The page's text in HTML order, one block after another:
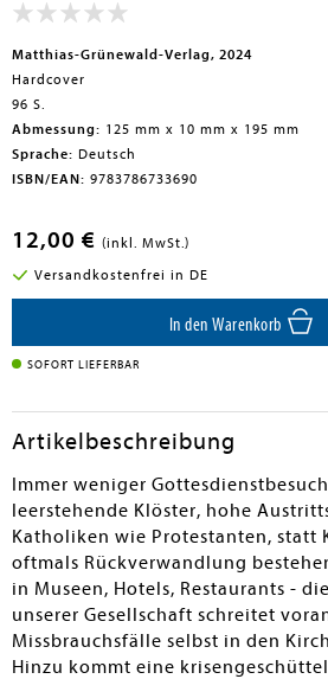
Matthias-Grünewald-Verlag, 2024
Hardcover
96 S.
Abmessung: 125 mm x 10 mm x 195 mm
Sprache: Deutsch
ISBN/EAN: 9783786733690
12,00 € (inkl. MwSt.)
Versandkostenfrei in DE
In den Warenkorb
SOFORT LIEFERBAR
Artikelbeschreibung
Immer weniger
leerstehende Klöster, hohe
Katholiken wie Protestanten, statt
oftmals Rückverwandlung
in Museen, Hotels, Restaurants -
unserer Gesellschaft schreitet
Missbrauchsfälle selbst in den
Hinzu kommt eine